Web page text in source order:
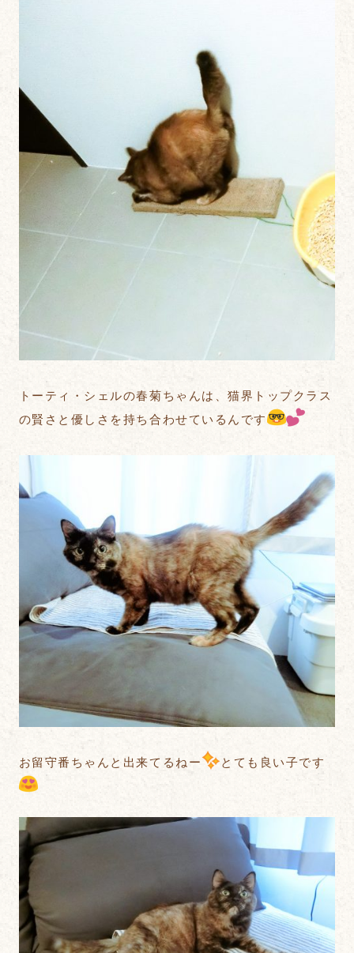
トーティ・シェルの春菊ちゃんは、猫界トップクラス
の賢さと優しさを持ち合わせているんです
お留守番ちゃんと出来てるねー とても良い子です